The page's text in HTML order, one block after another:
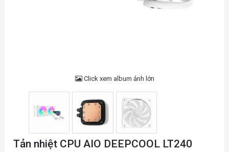
Click xem album ảnh lớn
Tản nhiệt CPU AIO DEEPCOOL LT240